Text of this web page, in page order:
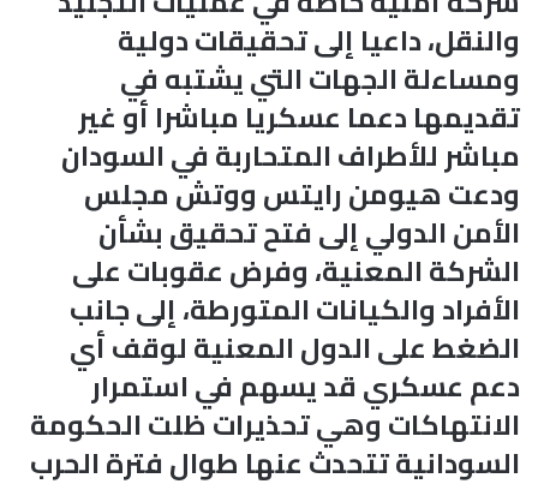
والنقل، داعيا إلى تحقيقات دولية
ومساءلة الجهات التي يشتبه في
تقديمها دعما عسكريا مباشرا أو غير
مباشر للأطراف المتحاربة في السودان
ودعت هيومن رايتس ووتش مجلس
الأمن الدولي إلى فتح تحقيق بشأن
الشركة المعنية، وفرض عقوبات على
الأفراد والكيانات المتورطة، إلى جانب
الضغط على الدول المعنية لوقف أي
دعم عسكري قد يسهم في استمرار
الانتهاكات وهي تحذيرات ظلت الحكومة
السودانية تتحدث عنها طوال فترة الحرب